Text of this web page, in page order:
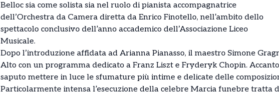
Belloc sia come solista sia nel ruolo di pianista accompagnatrice
dell’Orchestra da Camera diretta da Enrico Finotello, nell’ambito dello
spettacolo conclusivo dell’anno accademico dell’Associazione Liceo
Musicale.
Dopo l’introduzione affidata ad Arianna Pianasso, il maestro Simone
Alto con un programma dedicato a Franz Liszt e Fryderyk Chopin.
saputo mettere in luce le sfumature più intime e delicate delle
Particolarmente intensa l’esecuzione della celebre Marcia funebre tratta